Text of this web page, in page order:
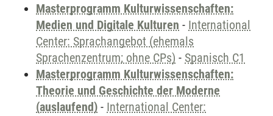
Masterprogramm Kulturwissenschaften:
Medien und Digitale Kulturen - International
Center: Sprachangebot (ehemals
Sprachenzentrum; ohne CPs) - Spanisch C1
Masterprogramm Kulturwissenschaften:
Theorie und Geschichte der Moderne
(auslaufend) - International Center: